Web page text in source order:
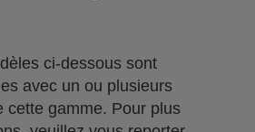
ci-dessous sont
avec un ou plusieurs
cette gamme. Pour plus